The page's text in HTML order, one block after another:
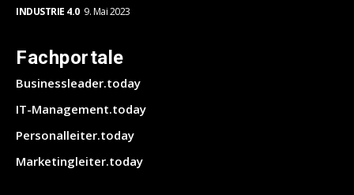
INDUSTRIE 4.0 9. Mai 2023
Fachportale
Businessleader.today
IT-Management.today
Personalleiter.today
Marketingleiter.today